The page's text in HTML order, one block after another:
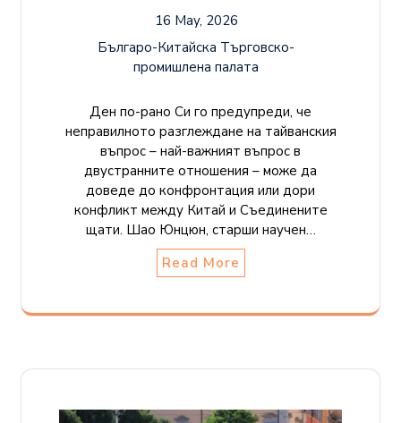
16 May, 2026
Българо-Китайска Търговско-
промишлена палaта
Ден по-рано Си го предупреди, че
неправилното разглеждане на тайванския
въпрос – най-важният въпрос в
двустранните отношения – може да
доведе до конфронтация или дори
конфликт между Китай и Съединените
щати. Шао Юнцюн, старши научен…
Read More